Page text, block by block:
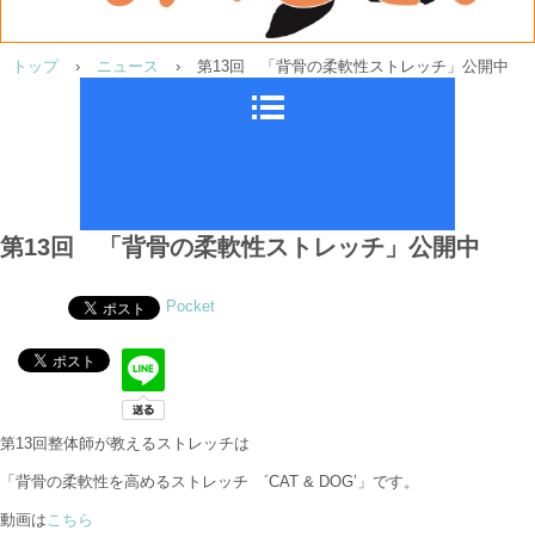
トップ › ニュース › 第13回 「背骨の柔軟性ストレッチ」公開中
第13回 「背骨の柔軟性ストレッチ」公開中
Pocket
第13回整体師が教えるストレッチは
「背骨の柔軟性を高めるストレッチ ´CAT & DOG’」です。
動画は こちら